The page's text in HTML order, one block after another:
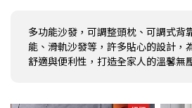
多功能沙發，可調整頭枕、可調式背
能、滑軌沙發等，許多貼心的設計，
舒適與便利性，打造全家人的溫馨無